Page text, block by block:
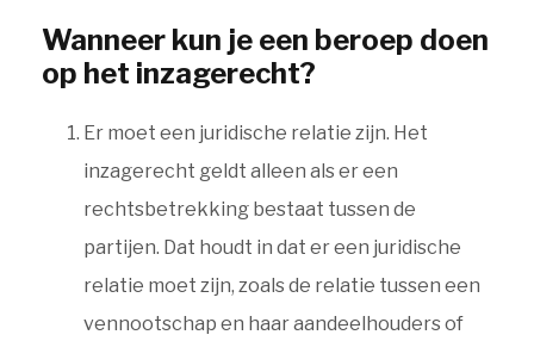
Wanneer kun je een beroep doen
op het inzagerecht?
Er moet een juridische relatie zijn. Het
inzagerecht geldt alleen als er een
rechtsbetrekking bestaat tussen de
partijen. Dat houdt in dat er een juridische
relatie moet zijn, zoals de relatie tussen een
vennootschap en haar aandeelhouders of